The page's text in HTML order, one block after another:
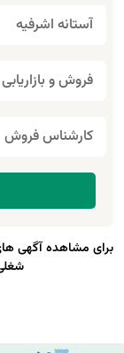
برای مشاهده آگهی